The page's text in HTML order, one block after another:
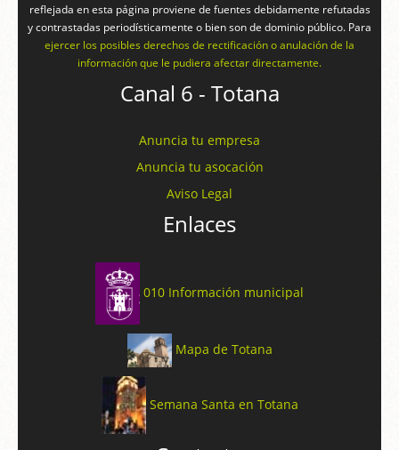
reflejada en esta página proviene de fuentes debidamente refutadas
y contrastadas periodísticamente o bien son de dominio público. Para
ejercer los posibles derechos de rectificación o anulación de la
información que le pudiera afectar directamente.
Canal 6 - Totana
Anuncia tu empresa
Anuncia tu asocación
Aviso Legal
Enlaces
010 Información municipal
Mapa de Totana
Semana Santa en Totana